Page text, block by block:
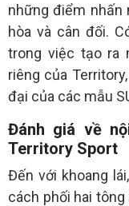
những điểm nhấn
hòa và cân đối.
trong việc tạo ra
riêng của
đại của các mẫu
Đánh giá về
Territory Sport
Đến với khoang
cách phối hai